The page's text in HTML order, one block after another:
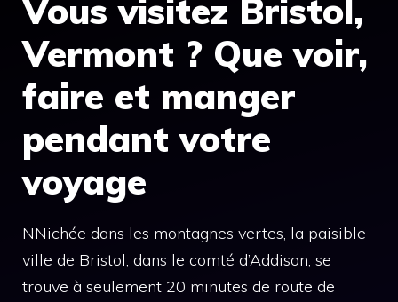
Vous visitez Bristol,
Vermont ? Que voir,
faire et manger
pendant votre
voyage
NNichée dans les montagnes vertes, la paisible
ville de Bristol, dans le comté d’Addison, se
trouve à seulement 20 minutes de route de